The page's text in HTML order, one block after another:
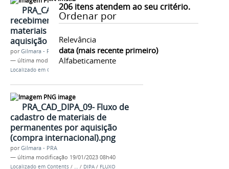
206itens atendem ao seu critério.
Ordenar por
Relevância
data (mais recente primeiro)
Alfabeticamente
PRA_CAD_DIPA_04- Fluxo de
recebimento e distribuição de
materiais permanentes por
aquisição - compra nacional.png
porGilmara - PRA
— última modificação19/01/2023 08h40
Localizado em Contents
PRA_CAD_DIPA_09- Fluxo de
cadastro de materiais de
permanentes por aquisição
(compra internacional).png
porGilmara - PRA
— última modificação 19/01/2023 08h40
Localizado em Contents / / DIPA / FLUXO